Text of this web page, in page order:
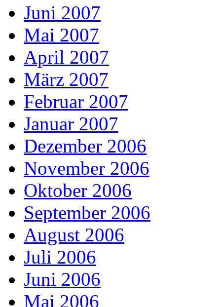
Juni 2007
Mai 2007
April 2007
März 2007
Februar 2007
Januar 2007
Dezember 2006
November 2006
Oktober 2006
September 2006
August 2006
Juli 2006
Juni 2006
Mai 2006